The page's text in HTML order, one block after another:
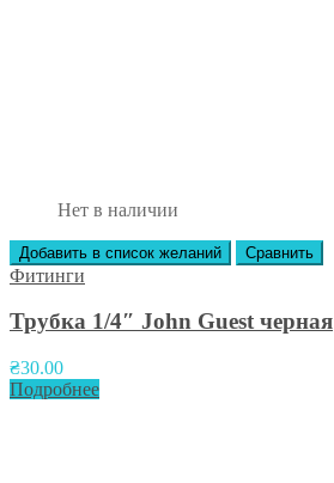
Нет в наличии
Добавить в список желаний Сравнить
Фитинги
Трубка 1/4″ John Guest черная
₴30.00
Подробнее